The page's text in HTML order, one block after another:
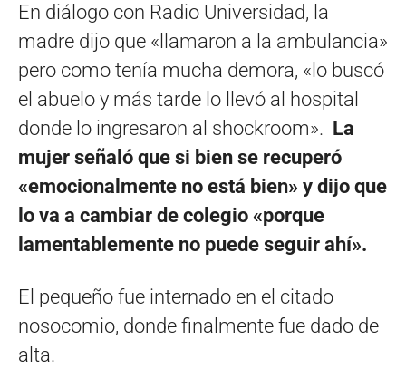
En diálogo con Radio Universidad, la
madre dijo que «llamaron a la ambulancia»
pero como tenía mucha demora, «lo buscó
el abuelo y más tarde lo llevó al hospital
donde lo ingresaron al shockroom». La
mujer señaló que si bien se recuperó
«emocionalmente no está bien» y dijo que
lo va a cambiar de colegio «porque
lamentablemente no puede seguir ahí».
El pequeño fue internado en el citado
nosocomio, donde finalmente fue dado de
alta.